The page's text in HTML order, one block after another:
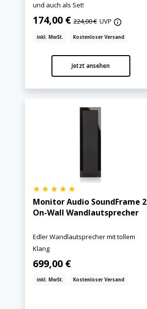
und auch als Set!
174,00 € 224,00 € UVP
inkl. MwSt. Kostenloser Versand
Jetzt ansehen
Monitor Audio SoundFrame 2
On-Wall Wandlautsprecher
Edler Wandlautsprecher mit tollem
Klang
699,00 €
inkl. MwSt. Kostenloser Versand